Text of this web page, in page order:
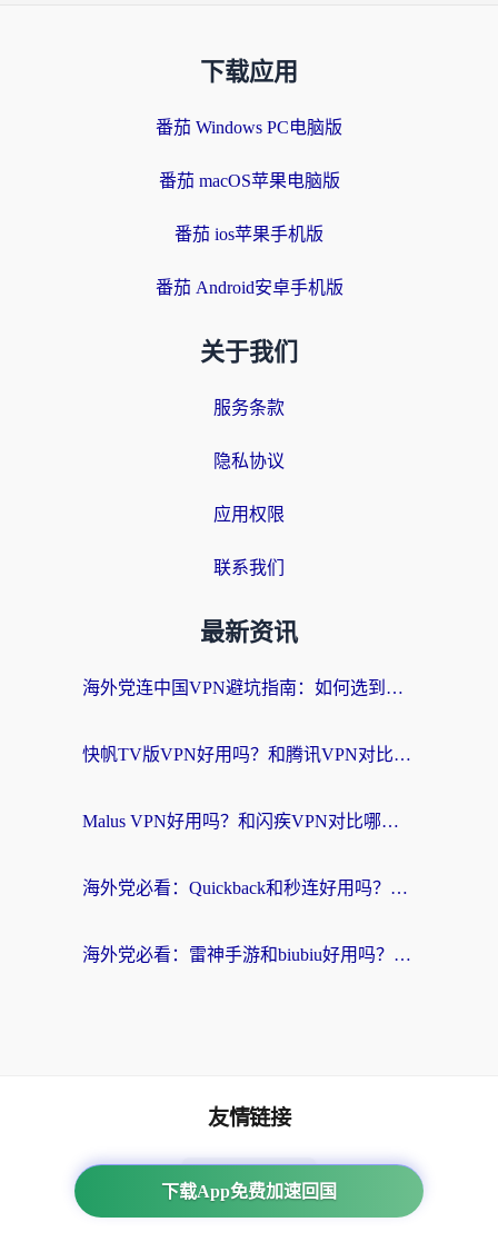
下载应用
番茄 Windows PC电脑版
番茄 macOS苹果电脑版
番茄 ios苹果手机版
番茄 Android安卓手机版
关于我们
服务条款
隐私协议
应用权限
联系我们
最新资讯
海外党连中国VPN避坑指南：如何选到真正能无缝刷国内资源的加速器？
快帆TV版VPN好用吗？和腾讯VPN对比哪个回国效果更好？海外党必看的真实体验指南
Malus VPN好用吗？和闪疾VPN对比哪个回国效果更好？海外华人的实用避坑指南
海外党必看：Quickback和秒连好用吗？3步选对回国加速器，无缝刷国内资源
海外党必看：雷神手游和biubiu好用吗？3招选对回国加速器无缝刷国内资源
下载App免费加速回国
友情链接
海外回国加速器